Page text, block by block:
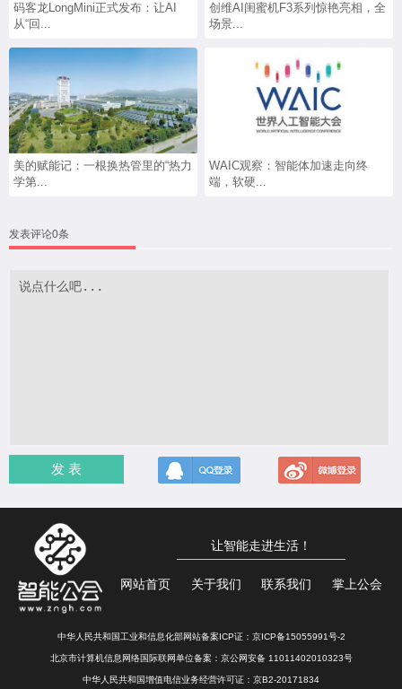
码客龙LongMini正式发布：让AI
从“回...
创维AI闺蜜机F3系列惊艳亮相，全
场景...
美的赋能记：一根换热管里的“热力
学第...
WAIC观察：智能体加速走向终
端，软硬...
发表评论0条
发 表
让智能走进生活！
网站首页 关于我们 联系我们 掌上公会
中华人民共和国工业和信息化部网站备案ICP证： 京ICP备15055991号-2
北京市计算机信息网络国际联网单位备案： 京公网安备 11011402010323号
中华人民共和国增值电信业务经营许可证：京B2-20171834